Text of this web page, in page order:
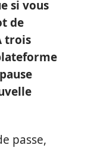
si vous
de
trois
passe,